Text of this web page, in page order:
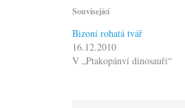
Související
Bizoní rohatá tvář
16.12.2010
V „Ptakopánví dinosauři“